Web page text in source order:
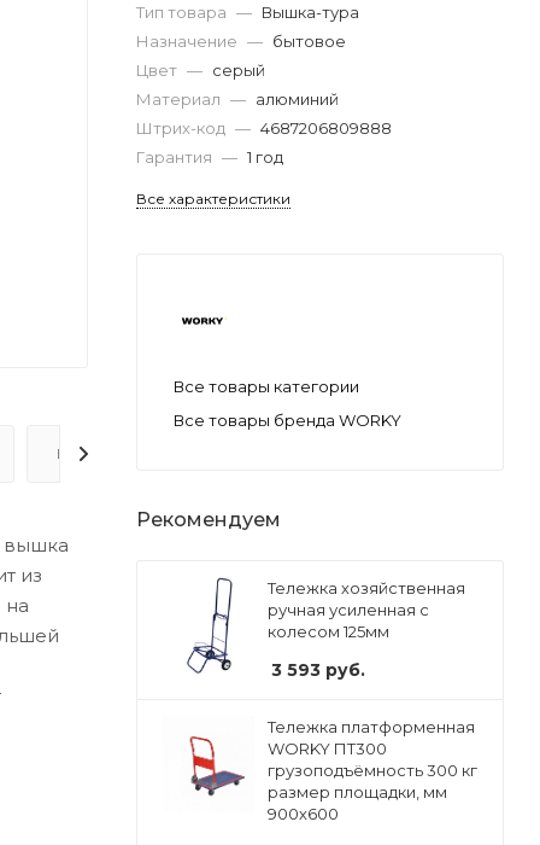
ВОПРОС-ОТВЕТ
вышка
из
на
Тип товара — Вышка-тура
Назначение — бытовое
Цвет — серый
Материал — алюминий
Штрих-код — 4687206809888
Гарантия — 1 год
Все характеристики
Все товары категории
Все товары бренда WORKY
Рекомендуем
Тележка хозяйственная
ручная усиленная с
колесом 125мм
3 593 руб.
Тележка платформенная
WORKY ПT300
грузоподъёмность 300 кг
размер площадки, мм
900х600